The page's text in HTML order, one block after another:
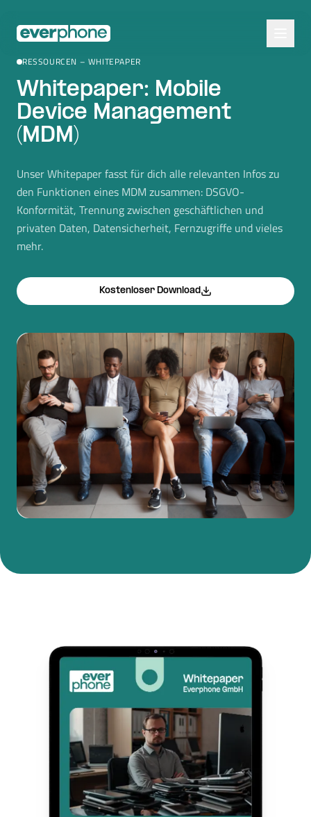
RESSOURCEN – WHITEPAPER
Whitepaper: Mobile
Device Management
(MDM)
Unser Whitepaper fasst für dich alle relevanten Infos zu
den Funktionen eines MDM zusammen: DSGVO-
Konformität, Trennung zwischen geschäftlichen und
privaten Daten, Datensicherheit, Fernzugriffe und vieles
mehr.
Kostenloser Download